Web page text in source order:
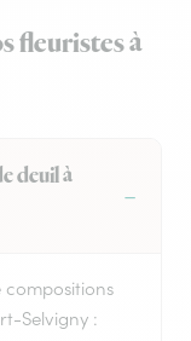
fleuristes à
deuil à
Selvigny :